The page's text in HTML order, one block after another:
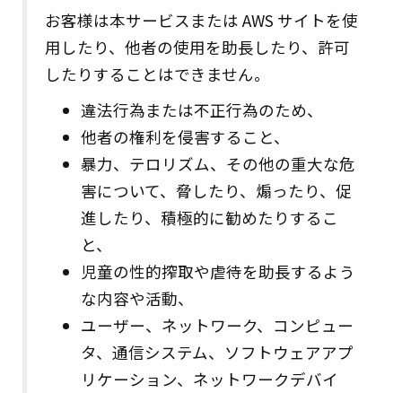
お客様は本サービスまたは AWS サイトを使
用したり、他者の使用を助長したり、許可
したりすることはできません。
違法行為または不正行為のため、
他者の権利を侵害すること、
暴力、テロリズム、その他の重大な危
害について、脅したり、煽ったり、促
進したり、積極的に勧めたりするこ
と、
児童の性的搾取や虐待を助長するよう
な内容や活動、
ユーザー、ネットワーク、コンピュー
タ、通信システム、ソフトウェアアプ
リケーション、ネットワークデバイ